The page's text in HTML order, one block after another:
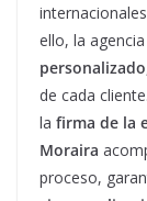
ello, la
personalizado
de cada
la firma de la
Moraira
proceso,